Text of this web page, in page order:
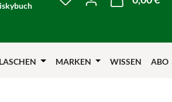
MARKEN WISSEN ABO